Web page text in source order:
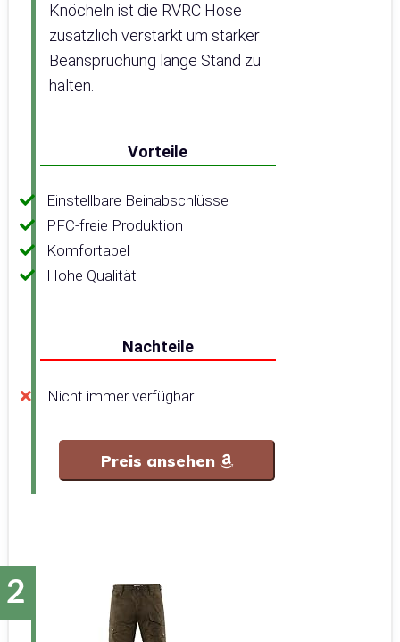
Knöcheln ist die RVRC Hose
zusätzlich verstärkt um starker
Beanspruchung lange Stand zu
halten.
Vorteile
Einstellbare Beinabschlüsse
PFC-freie Produktion
Komfortabel
Hohe Qualität
Nachteile
Nicht immer verfügbar
Preis ansehen